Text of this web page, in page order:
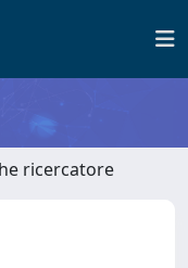
ricercatore